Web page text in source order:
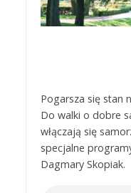
Pogarsza się stan
Do walki o dobre
włączają się
specjalne
Dagmary Skopiak.